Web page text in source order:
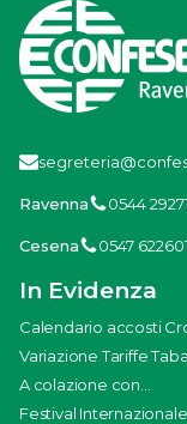
Ravenna 0544
Cesena 0547 622601
In Evidenza
Calendario accosti
Variazione Tariffe
A colazione con...
Festival